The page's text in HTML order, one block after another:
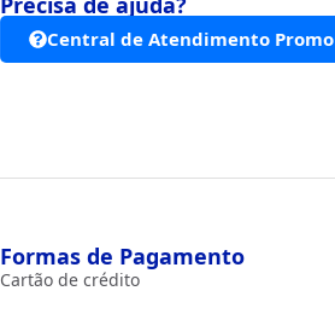
Central de Atendimento Promo
Formas de Pagamento
Cartão de crédito